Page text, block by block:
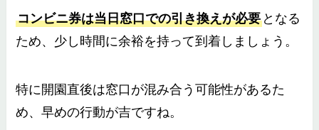
コンビニ券は当日窓口での引き換えが必要 となる
ため、少し時間に余裕を持って到着しましょう。
特に開園直後は窓口が混み合う可能性があるた
め、早めの行動が吉ですね。